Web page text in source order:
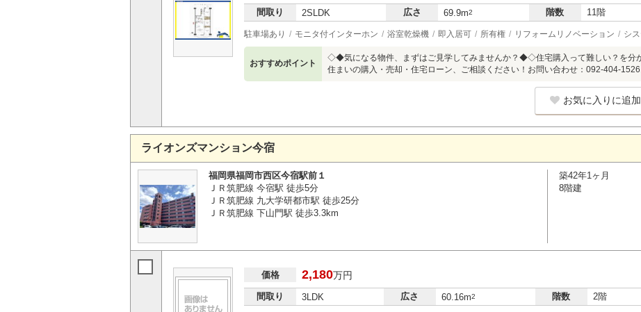
間取り 2SLDK 広さ 69.9m2 階数 11階
駐車場あり モニタ付インターホン 浴室乾燥機 即入居可 所有権 リフォームリノベーション シ
おすすめポイント
◇◆気になる物件、まずはご見学してみませんか？◆◇住宅購入って難しい？を分
住まいの購入・売却・住宅ローン、ご相談ください！お問い合わせ：092-404-
お気に入りに追加
ライオンズマンション今宿
福岡県福岡市西区今宿駅前１
ＪＲ筑肥線 今宿駅 徒歩5分
ＪＲ筑肥線 九大学研都市駅 徒歩25分
ＪＲ筑肥線 下山門駅 徒歩3.3km
築42年1ヶ月
8階建
価格 2,180万円
間取り 3LDK 広さ 60.16m2 階数 2階